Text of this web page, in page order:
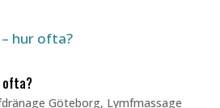
ofta?
Göteborg, Lymfmassage